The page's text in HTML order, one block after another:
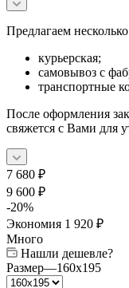
Предлагаем
курьерская;
самовывоз с
транспортные
После оформления
свяжется с Вами для
7 680 ₽
9 600 ₽
-20%
Экономия 1 920 ₽
Много
Нашли дешевле?
Размер—160x195